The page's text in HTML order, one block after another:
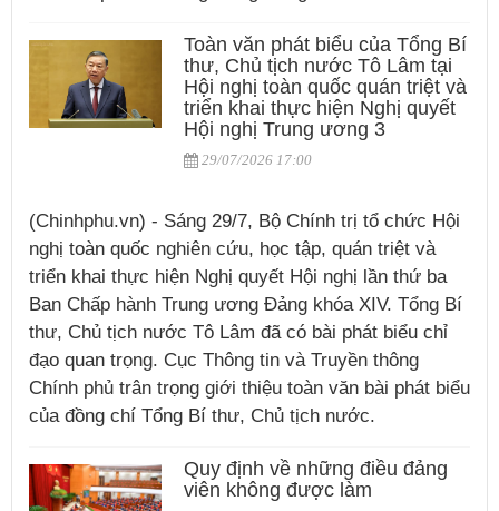
Toàn văn phát biểu của Tổng Bí
thư, Chủ tịch nước Tô Lâm tại
Hội nghị toàn quốc quán triệt và
triển khai thực hiện Nghị quyết
Hội nghị Trung ương 3
29/07/2026 17:00
(Chinhphu.vn) - Sáng 29/7, Bộ Chính trị tổ chức Hội
nghị toàn quốc nghiên cứu, học tập, quán triệt và
triển khai thực hiện Nghị quyết Hội nghị lần thứ ba
Ban Chấp hành Trung ương Đảng khóa XIV. Tổng Bí
thư, Chủ tịch nước Tô Lâm đã có bài phát biểu chỉ
đạo quan trọng. Cục Thông tin và Truyền thông
Chính phủ trân trọng giới thiệu toàn văn bài phát biểu
của đồng chí Tổng Bí thư, Chủ tịch nước.
Quy định về những điều đảng
viên không được làm